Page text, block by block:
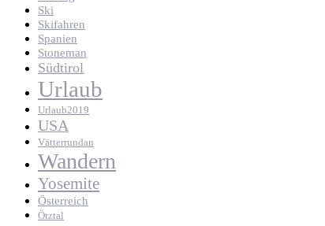
Ski
Skifahren
Spanien
Stoneman
Südtirol
Urlaub
Urlaub2019
USA
Vätterrundan
Wandern
Yosemite
Österreich
Ötztal